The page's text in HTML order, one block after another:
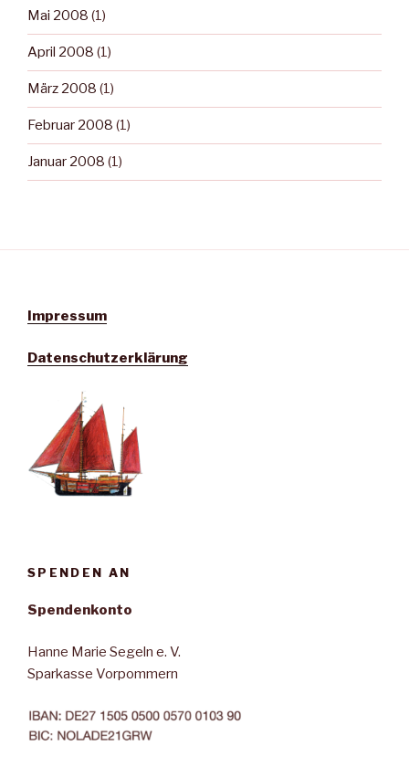
Mai 2008 (1)
April 2008 (1)
März 2008 (1)
Februar 2008 (1)
Januar 2008 (1)
Impressum
Datenschutzerklärung
SPENDEN AN
Spendenkonto
Hanne Marie Segeln e. V.
Sparkasse Vorpommern